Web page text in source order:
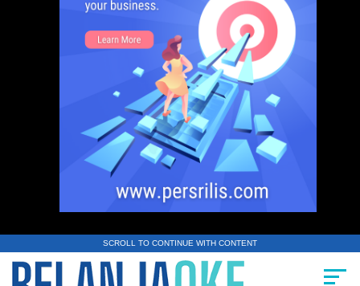
SCROLL TO CONTINUE WITH CONTENT